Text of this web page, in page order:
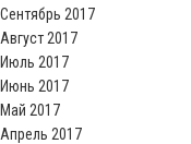
Сентябрь 2017
Август 2017
Июль 2017
Июнь 2017
Май 2017
Апрель 2017